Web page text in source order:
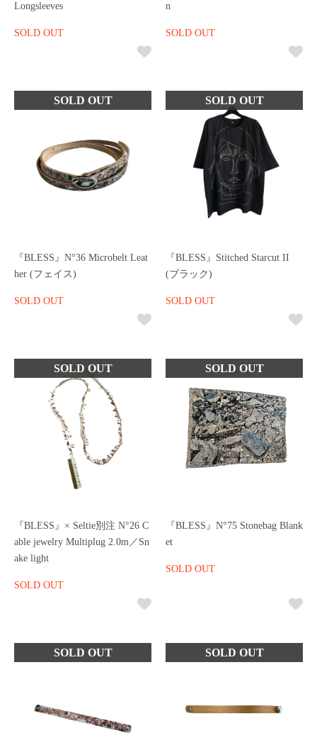
Longsleeves
SOLD OUT
n
SOLD OUT
『BLESS』N°36 Microbelt Leat
her (フェイス)
SOLD OUT
『BLESS』Stitched Starcut II
(ブラック)
SOLD OUT
『BLESS』× Seltie別注 N°26 C
able jewelry Multiplug 2.0m／Sn
ake light
SOLD OUT
『BLESS』N°75 Stonebag Blank
et
SOLD OUT